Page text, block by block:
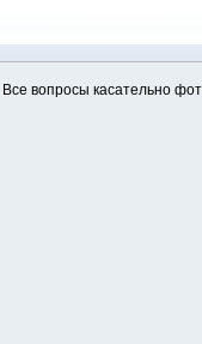
Все вопросы касательно